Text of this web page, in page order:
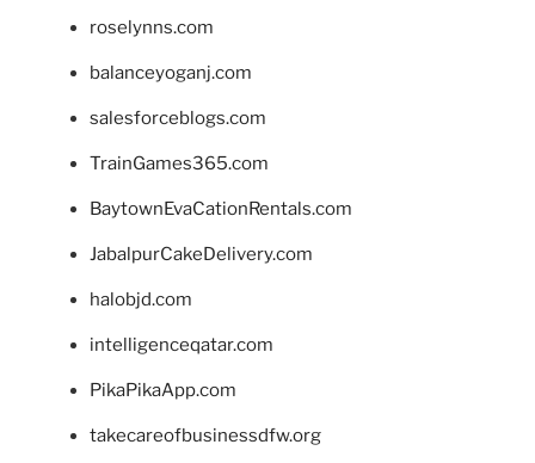
roselynns.com
balanceyoganj.com
salesforceblogs.com
TrainGames365.com
BaytownEvaCationRentals.com
JabalpurCakeDelivery.com
halobjd.com
intelligenceqatar.com
PikaPikaApp.com
takecareofbusinessdfw.org